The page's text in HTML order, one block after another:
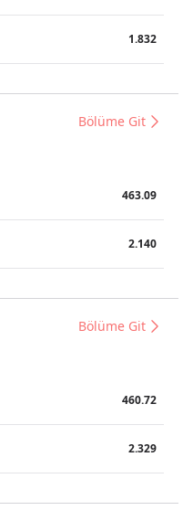
1.832
Bölüme Git
463.09
2.140
Bölüme Git
460.72
2.329